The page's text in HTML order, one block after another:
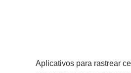
Aplicativos para rastrear